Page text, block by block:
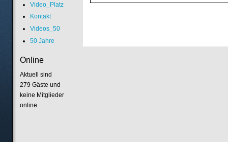
Video_Platz
Kontakt
Videos_50
50 Jahre
Online
Aktuell sind
279 Gäste und
keine Mitglieder
online